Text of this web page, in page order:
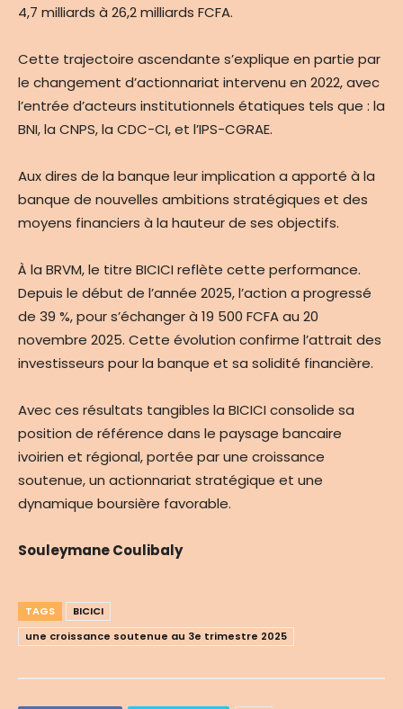
4,7 milliards à 26,2 milliards FCFA.
Cette trajectoire ascendante s’explique en partie par
le changement d’actionnariat intervenu en 2022, avec
l’entrée d’acteurs institutionnels étatiques tels que : la
BNI, la CNPS, la CDC-CI, et l’IPS-CGRAE.
Aux dires de la banque leur implication a apporté à la
banque de nouvelles ambitions stratégiques et des
moyens financiers à la hauteur de ses objectifs.
À la BRVM, le titre BICICI reflète cette performance.
Depuis le début de l’année 2025, l’action a progressé
de 39 %, pour s’échanger à 19 500 FCFA au 20
novembre 2025. Cette évolution confirme l’attrait des
investisseurs pour la banque et sa solidité financière.
Avec ces résultats tangibles la BICICI consolide sa
position de référence dans le paysage bancaire
ivoirien et régional, portée par une croissance
soutenue, un actionnariat stratégique et une
dynamique boursière favorable.
Souleymane Coulibaly
TAGS
BICICI
une croissance soutenue au 3e trimestre 2025